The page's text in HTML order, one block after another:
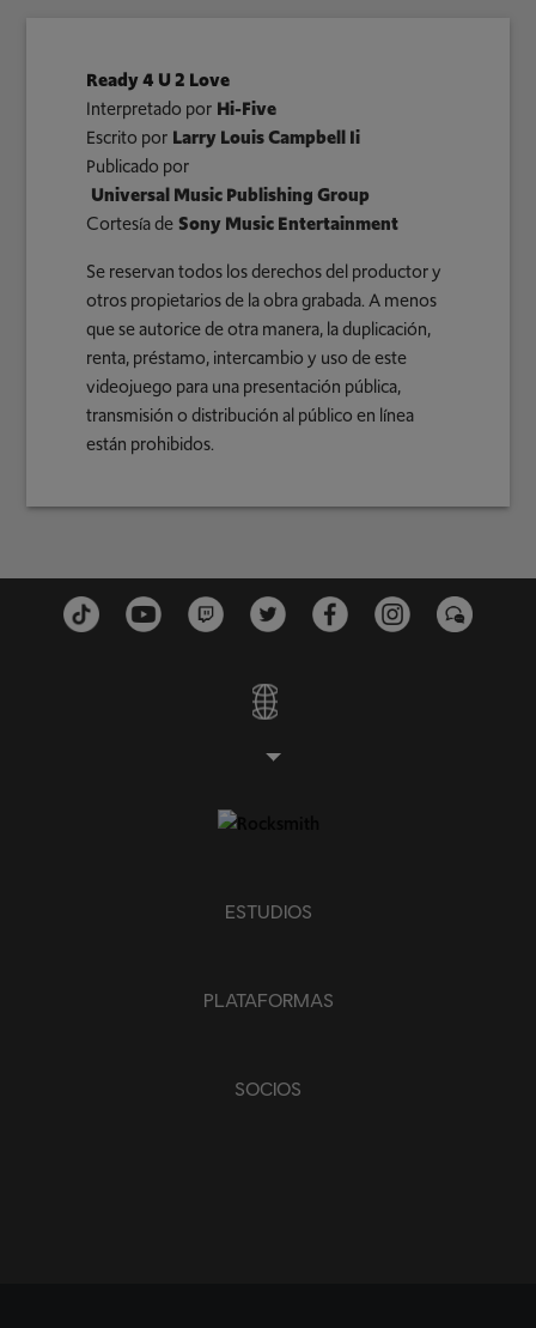
Ready 4 U 2 Love
Interpretado por Hi-Five
Escrito por Larry Louis Campbell Ii
Publicado por
Universal Music Publishing Group
Cortesía deSony Music Entertainment
Se reservan todos los derechos del productor y
otros propietarios de la obra grabada. A menos
que se autorice de otra manera, la duplicación,
renta, préstamo, intercambio y uso de este
videojuego para una presentación pública,
transmisión o distribución al público en línea
están prohibidos.
ESTUDIOS
PLATAFORMAS
SOCIOS